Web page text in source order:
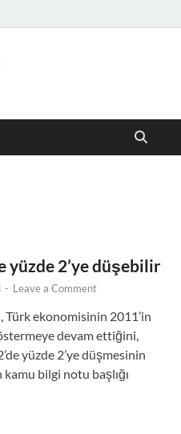
Kulübü –
En Güncel
yüzde 2’ye düşebilir
- Leave a Comment
Türk ekonomisinin 2011’in
devam ettiğini,
yüzde 2’ye düşmesinin
bilgi notu başlığı